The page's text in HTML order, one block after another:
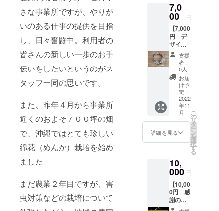
さな事業所ですが、やりが
いのある仕事の提供を目指
し、日々奮闘中。利用者の
皆さんの新しい一歩のお手
伝いをしたいというのがス
タッフ一同の思いです。
また、昨年４月から事業所
近くのおよそ７００坪の畑
で、沖縄ではとても珍しい
綿花（めんか）栽培を始め
ました。
まだ農業２年目ですが、害
虫対策などの栽培について
のみ）
25×80c
m ・沖
縄やん
ばる産
コット
ン ・綿
花の種
(ご希望
の方の
み)
7,0
00 円
【7,000
円 デ
ザイン
おまか
せ・沖
縄やん
ばる産
コット
ンの
リー
ス】 ・
お礼の
お手紙
・今年
の秋収
穫の綿
る、フ
ラワー
リース
をお届
けしま
す クリ
スマス
支援
者：
0人
お届
け予
定：
2022
年11
月
詳細を見る
こ
の
リ
タ
ー
ン
を
選
択
す
る
10,
000 円
【10,00
0円 感
謝の気
持ちで